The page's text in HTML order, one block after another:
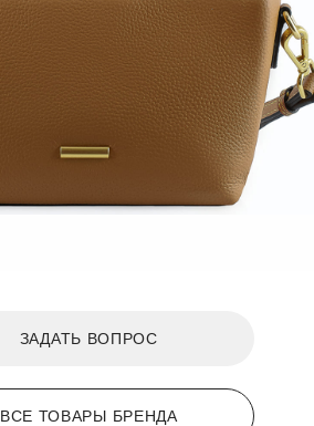
ЗАДАТЬ ВОПРОС
ВСЕ ТОВАРЫ БРЕНДА